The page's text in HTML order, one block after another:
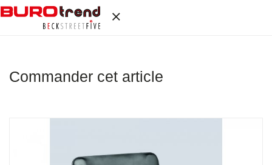
Commander cet article